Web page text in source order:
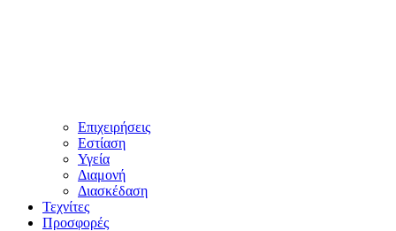
Επιχειρήσεις
Εστίαση
Υγεία
Διαμονή
Διασκέδαση
Τεχνίτες
Προσφορές